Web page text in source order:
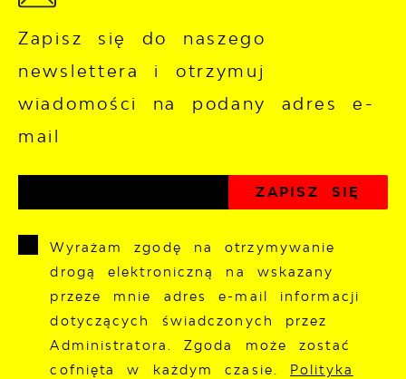
Zapisz się do naszego
newslettera i otrzymuj
wiadomości na podany adres e-
mail
Wyrażam zgodę na otrzymywanie
drogą elektroniczną na wskazany
przeze mnie adres e-mail informacji
dotyczących świadczonych przez
Administratora. Zgoda może zostać
cofnięta w każdym czasie. Polityka